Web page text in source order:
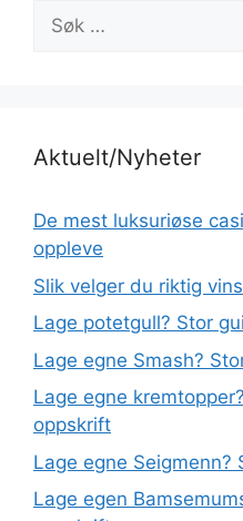
Søk
etter:
Aktuelt/Nyheter
De mest luksuriøse
oppleve
Slik velger du riktig
Lage potetgull? Stor
Lage egne Smash?
Lage egne
oppskrift
Lage egne
Lage egen